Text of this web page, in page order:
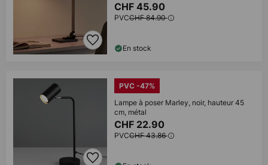
CHF 45.90
PVCCHF 84.90
En stock
PVC -47%
Lampe à poser Marley, noir, hauteur 45
cm, métal
CHF 22.90
PVCCHF 43.86